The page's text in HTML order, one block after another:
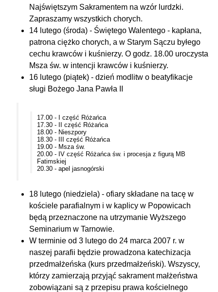
Najświętszym Sakramentem na wzór lurdzki.
Zapraszamy wszystkich chorych.
14 lutego (środa) - Świętego Walentego - kapłana,
patrona ciężko chorych, a w Starym Sączu byłego
cechu krawców i kuśnierzy. O godz. 18.00 uroczysta
Msza św. w intencji krawców i kuśnierzy.
16 lutego (piątek) - dzień modlitw o beatyfikacje
sługi Bożego Jana Pawła II
17.00 - I część Różańca
17.30 - II część Różańca
18.00 - Nieszpory
18.30 - III część Różańca
19.00 - Msza św.
20.00 - IV część Różańca św. i procesja z figurą MB
Fatimskiej
20.30 - apel jasnogórski
18 lutego (niedziela) - ofiary składane na tacę w
kościele parafialnym i w kaplicy w Popowicach
będą przeznaczone na utrzymanie Wyższego
Seminarium w Tarnowie.
W terminie od 3 lutego do 24 marca 2007 r. w
naszej parafii będzie prowadzona katechizacja
przedmałżeńska (kurs przedmałżeński). Wszyscy,
którzy zamierzają przyjąć sakrament małżeństwa
zobowiązani są z przepisu prawa kościelnego